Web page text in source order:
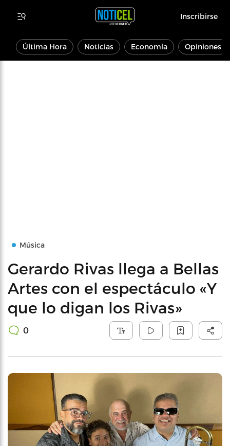
Inscribirse
Última Hora Noticias Economía Opiniones
Música
Gerardo Rivas llega a Bellas
Artes con el espectáculo «Y
que lo digan los Rivas»
0